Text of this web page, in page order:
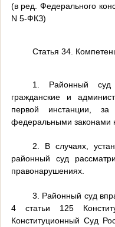
(в ред. Федерального
N 5-ФКЗ)
Статья 34.
1. Районный суд
гражданские и
первой инстанции,
федеральными законами к
2. В случаях,
районный суд
правонарушениях.
3. Районный суд
4 статьи 125
Конституционный Суд